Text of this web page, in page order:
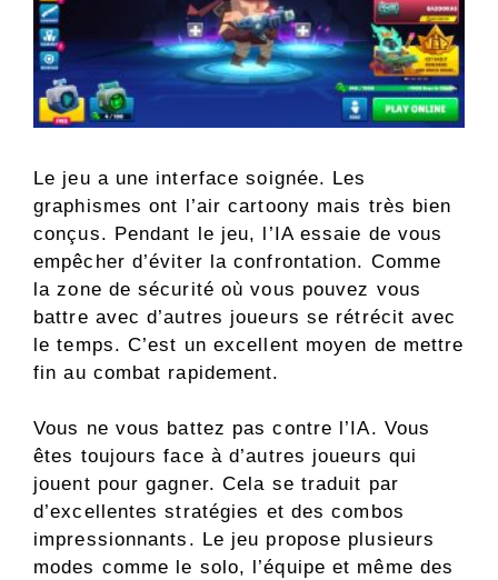
Le jeu a une interface soignée. Les
graphismes ont l’air cartoony mais très bien
conçus. Pendant le jeu, l’IA essaie de vous
empêcher d’éviter la confrontation. Comme
la zone de sécurité où vous pouvez vous
battre avec d’autres joueurs se rétrécit avec
le temps. C’est un excellent moyen de mettre
fin au combat rapidement.
Vous ne vous battez pas contre l’IA. Vous
êtes toujours face à d’autres joueurs qui
jouent pour gagner. Cela se traduit par
d’excellentes stratégies et des combos
impressionnants. Le jeu propose plusieurs
modes comme le solo, l’équipe et même des